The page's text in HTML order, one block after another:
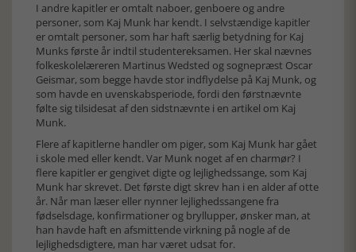
I andre kapitler er omtalt naboer, genboere og andre
personer, som Kaj Munk har kendt. I selvstændige kapitler
er omtalt personer, som har haft særlig betydning for Kaj
Munks første år indtil studentereksamen. Her skal nævnes
folkeskolelæreren Martinus Wedsted og sognepræst Oscar
Geismar, som begge havde stor indflydelse på Kaj Munk, og
som havde en uvenskabsperiode, fordi den førstnævnte
følte sig tilsidesat af den sidstnævnte i en artikel om Kaj
Munk.
Flere af kapitlerne handler om piger, som Kaj Munk har gået
i skole med eller kendt. Var Munk noget af en charmør? I
flere kapitler er gengivet digte og lejlighedssange, som Kaj
Munk har skrevet. Det første digt skrev han i en alder af otte
år. Når man læser eller nynner lejlighedssangene fra
fødselsdage, konfirmationer og bryllupper, ønsker man, at
han havde haft en afsmittende virkning på nogle af de
lejlighedsdigtere, man har været udsat for.